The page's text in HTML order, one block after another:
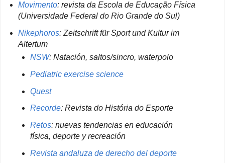
Movimento: revista da Escola de Educação Física
(Universidade Federal do Rio Grande do Sul)
Nikephoros: Zeitschrift für Sport und Kultur im
Altertum
NSW: Natación, saltos/sincro, waterpolo
Pediatric exercise science
Quest
Recorde: Revista do História do Esporte
Retos: nuevas tendencias en educación
física, deporte y recreación
Revista andaluza de derecho del deporte